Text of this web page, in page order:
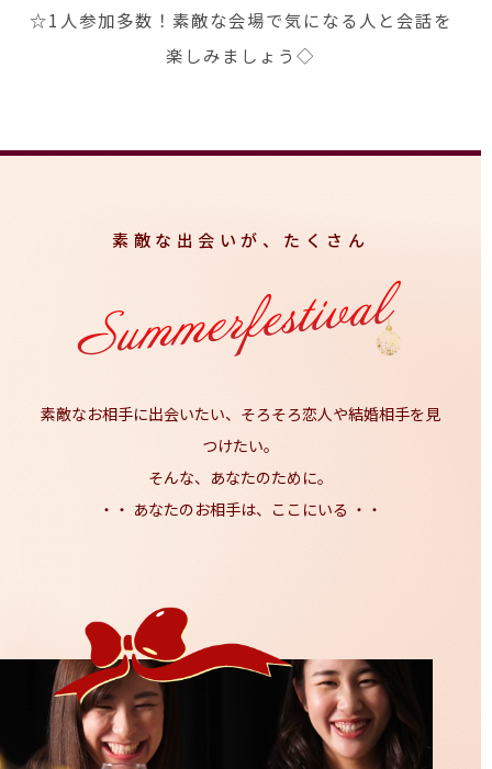
☆1人参加多数！素敵な会場で気になる人と会話を
楽しみましょう◇
素敵な出会いが、たくさん
素敵なお相手に出会いたい、そろそろ恋人や結婚相手を見
つけたい。
そんな、あなたのために。
・・ あなたのお相手は、ここにいる ・・